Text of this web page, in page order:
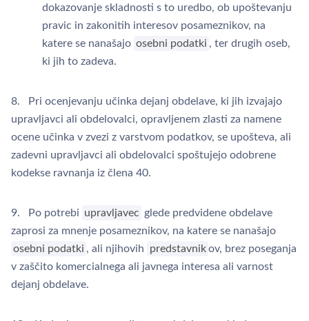
dokazovanje skladnosti s to uredbo, ob upoštevanju
pravic in zakonitih interesov posameznikov, na
katere se nanašajo osebni podatki , ter drugih oseb,
ki jih to zadeva.
8. Pri ocenjevanju učinka dejanj obdelave, ki jih izvajajo
upravljavci ali obdelovalci, opravljenem zlasti za namene
ocene učinka v zvezi z varstvom podatkov, se upošteva, ali
zadevni upravljavci ali obdelovalci spoštujejo odobrene
kodekse ravnanja iz člena 40.
9. Po potrebi upravljavec glede predvidene obdelave
zaprosi za mnenje posameznikov, na katere se nanašajo
osebni podatki , ali njihovih predstavnik ov, brez poseganja
v zaščito komercialnega ali javnega interesa ali varnost
dejanj obdelave.